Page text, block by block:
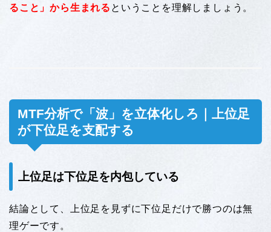
ること」から生まれる ということを理解しましょう。
MTF分析で「波」を立体化しろ｜上位足
が下位足を支配する
上位足は下位足を内包している
結論として、 上位足を見ずに下位足だけで勝つのは無
理ゲーです。